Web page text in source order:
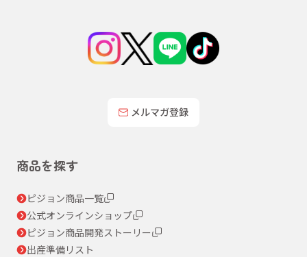
メルマガ登録
商品を探す
ピジョン商品一覧
公式オンラインショップ
ピジョン商品開発ストーリー
出産準備リスト